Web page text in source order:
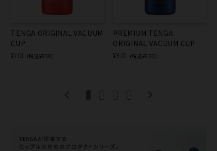
TENGA ORIGINAL VACUUM
CUP
¥773 (税込¥850)
PREMIUM TENGA
ORIGINAL VACUUM CUP
¥873 (税込¥960)